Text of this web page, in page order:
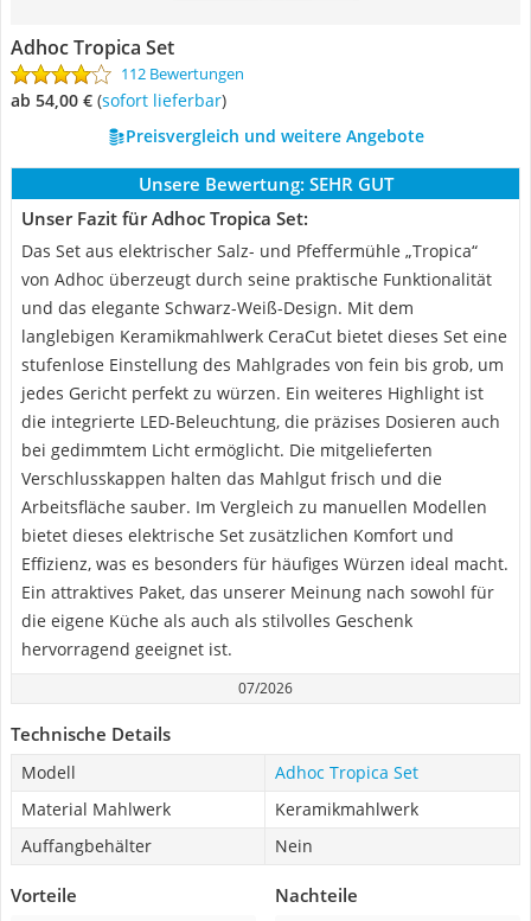
Adhoc Tropica Set
112 Bewertungen
ab 54,00 € ( Sofort lieferbar)
Preisvergleich und weitere Angebote
Unsere Bewertung: SEHR GUT
Unser Fazit für Adhoc Tropica Set:
Das Set aus elektrischer Salz- und Pfeffermühle „Tropica“
von Adhoc überzeugt durch seine praktische Funktionalität
und das elegante Schwarz-Weiß-Design. Mit dem
langlebigen Keramikmahlwerk CeraCut bietet dieses Set eine
stufenlose Einstellung des Mahlgrades von fein bis grob, um
jedes Gericht perfekt zu würzen. Ein weiteres Highlight ist
die integrierte LED-Beleuchtung, die präzises Dosieren auch
bei gedimmtem Licht ermöglicht. Die mitgelieferten
Verschlusskappen halten das Mahlgut frisch und die
Arbeitsfläche sauber. Im Vergleich zu manuellen Modellen
bietet dieses elektrische Set zusätzlichen Komfort und
Effizienz, was es besonders für häufiges Würzen ideal macht.
Ein attraktives Paket, das unserer Meinung nach sowohl für
die eigene Küche als auch als stilvolles Geschenk
hervorragend geeignet ist.
07/2026
Technische Details
Modell
Adhoc Tropica Set
Material Mahlwerk
Keramikmahlwerk
Auffangbehälter
Nein
Vorteile Nachteile